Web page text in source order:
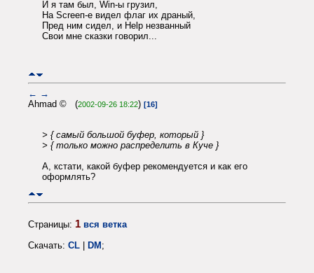
И я там был, Win-ы грузил,
Hа Scrееп-е видел флаг их драный,
Пред ним сидел, и Help незванный
Свои мне сказки говорил...
← →
Ahmad © (2002-09-26 18:22) [16]
> { самый большой буфер, который }
> { только можно распределить в Куче }
А, кстати, какой буфер рекомендуется и как его
оформлять?
Страницы: 1 вся ветка
Скачать: CL DM ;